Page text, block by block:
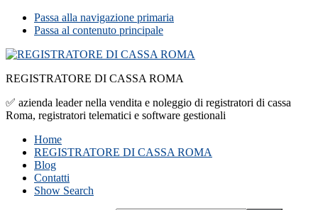
Passa alla navigazione primaria
Passa al contenuto principale
REGISTRATORE DI CASSA ROMA
✅ azienda leader nella vendita e noleggio di registratori di cassa
Roma, registratori telematici e software gestionali
Home
REGISTRATORE DI CASSA ROMA
Blog
Contatti
Show Search